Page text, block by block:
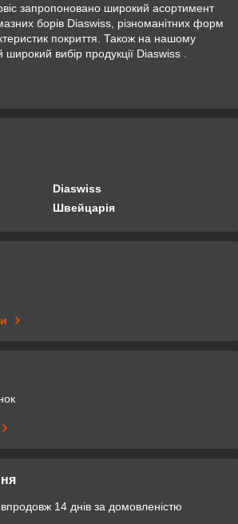
запропоновано широкий асортимент
борів Diaswiss, різноманітних форм
покриття. Також на нашому
вибір продукції Diaswiss .
Diaswiss
Швейцарія
14 днів за домовленістю